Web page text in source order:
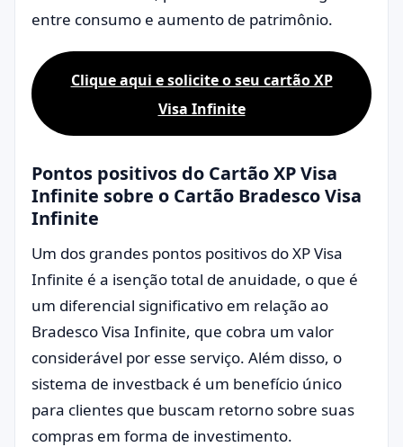
entre consumo e aumento de patrimônio.
Clique aqui e solicite o seu cartão XP
Visa Infinite
Pontos positivos do Cartão XP Visa
Infinite sobre o Cartão Bradesco Visa
Infinite
Um dos grandes pontos positivos do XP Visa
Infinite é a isenção total de anuidade, o que é
um diferencial significativo em relação ao
Bradesco Visa Infinite, que cobra um valor
considerável por esse serviço. Além disso, o
sistema de investback é um benefício único
para clientes que buscam retorno sobre suas
compras em forma de investimento.